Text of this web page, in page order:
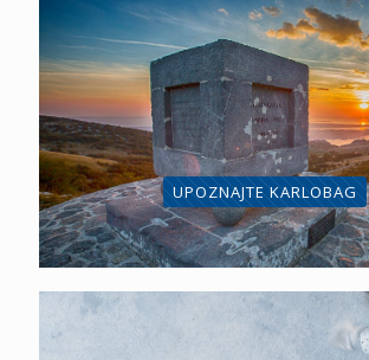
UPOZNAJTE KARLOBAG